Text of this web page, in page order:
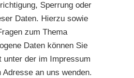
Sperrung oder
Daten. Hierzu sowie
zum Thema
Daten können Sie
unter der im Impressum
Adresse an uns wenden.